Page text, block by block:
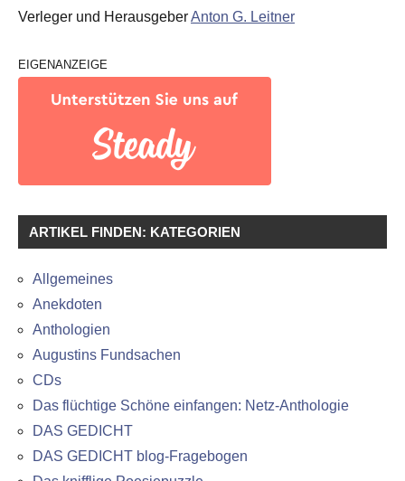
Verleger und HerausgeberAnton G. Leitner
EIGENANZEIGE
ARTIKEL FINDEN: KATEGORIEN
Allgemeines
Anekdoten
Anthologien
Augustins Fundsachen
CDs
Das flüchtige Schöne einfangen: Netz-Anthologie
DAS GEDICHT
DAS GEDICHT blog-Fragebogen